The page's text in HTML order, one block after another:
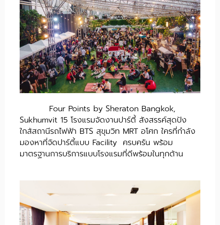
Four Points by Sheraton Bangkok,
Sukhumvit 15 โรงแรมจัดงานปาร์ตี้ สังสรรค์สุดปัง
ใกล้สถานีรถไฟฟ้า BTS สุขุมวิท MRT อโศก ใครที่กำลัง
มองหาที่จัดปาร์ตี้แบบ Facility ครบครัน พร้อม
มาตรฐานการบริการแบบโรงแรมที่ดีพร้อมในทุกด้าน